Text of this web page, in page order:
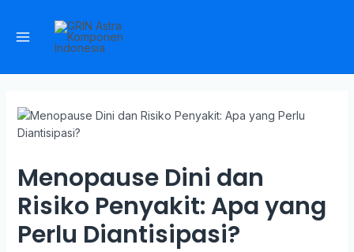
Menopause Dini dan
Risiko Penyakit: Apa yang
Perlu Diantisipasi?